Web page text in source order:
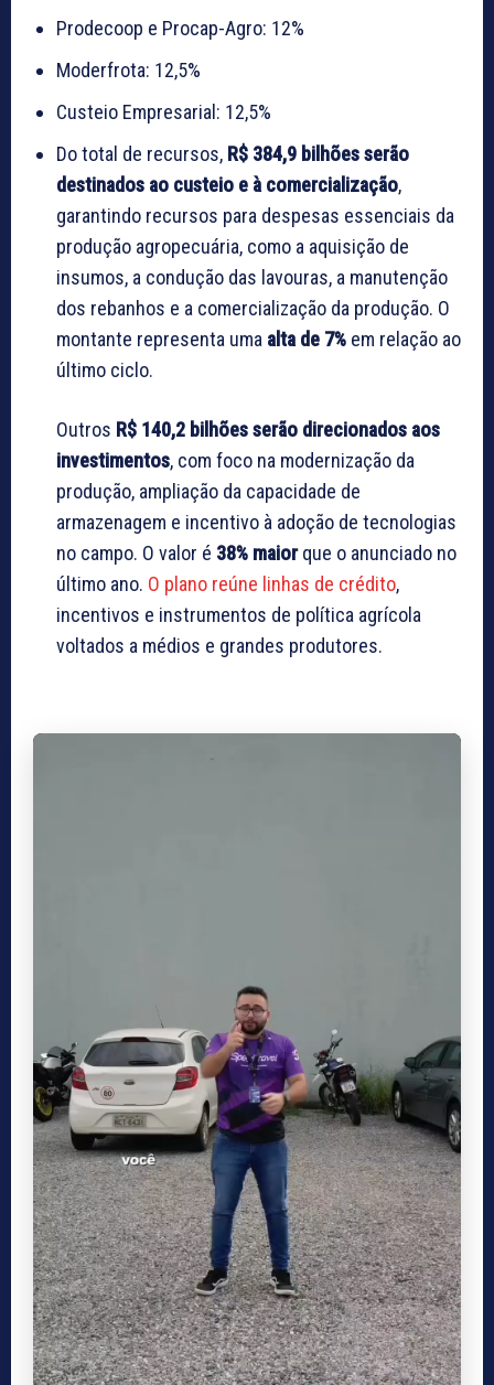
Prodecoop e Procap-Agro: 12%
Moderfrota: 12,5%
Custeio Empresarial: 12,5%
Do total de recursos, R$ 384,9 bilhões serão
destinados ao custeio e à comercialização,
garantindo recursos para despesas essenciais da
produção agropecuária, como a aquisição de
insumos, a condução das lavouras, a manutenção
dos rebanhos e a comercialização da produção. O
montante representa uma alta de 7% em relação ao
último ciclo.
Outros R$ 140,2 bilhões serão direcionados aos
investimentos, com foco na modernização da
produção, ampliação da capacidade de
armazenagem e incentivo à adoção de tecnologias
no campo. O valor é 38% maiorque o anunciado no
último ano. O plano reúne linhas de crédito,
incentivos e instrumentos de política agrícola
voltados a médios e grandes produtores.